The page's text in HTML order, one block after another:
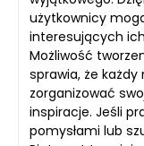
użytkownicy
interesujących
Możliwość
sprawia, że
zorganizować
inspiracje. Jeśli
pomysłami lub